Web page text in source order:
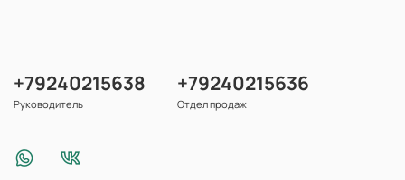
+79240215638
Руководитель
+79240215636
Отдел продаж